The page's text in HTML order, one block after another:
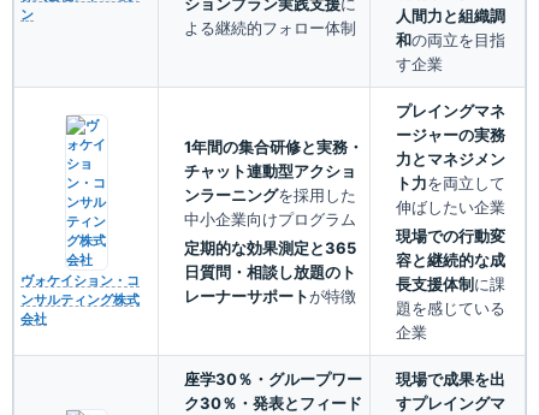
ン
よる継続的フォロー体制
人間力と組織調
和の両立を目指
す企業
ヴォケイション・コ
ンサルティング株式
会社
1年間の集合研修と実務・
チャット連動型アクショ
ンラーニングを採用した
中小企業向けプログラム
定期的な効果測定と365
日質問・相談し放題のト
レーナーサポートが特徴
プレイングマネ
ージャーの実務
力とマネジメン
ト力を両立して
伸ばしたい企業
現場での行動変
容と継続的な成
長支援体制 に課
題を感じている
企業
座学30％・グループワー
ク30％・発表とフィード
現場で成果を出
すプレイングマ